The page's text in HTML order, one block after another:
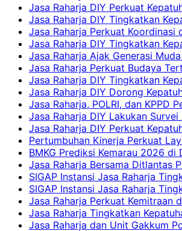
Jasa Raharja DIY Perkuat
Jasa Raharja DIY Tingkatkan
Jasa Raharja Perkuat Koordinasi
Jasa Raharja DIY Tingkatkan
Jasa Raharja Ajak Generasi
Jasa Raharja Perkuat Budaya
Jasa Raharja DIY Tingkatkan
Jasa Raharja DIY Dorong
Jasa Raharja, POLRI, dan KPPD
Jasa Raharja DIY Lakukan
Jasa Raharja DIY Perkuat
Pertumbuhan Kinerja Perkuat
BMKG Prediksi Kemarau 2026
Jasa Raharja Bersama Ditlantas
SIGAP Instansi Jasa Raharja
SIGAP Instansi Jasa Raharja
Jasa Raharja Perkuat Kemitraan
Jasa Raharja Tingkatkan
Jasa Raharja dan Unit Gakkum